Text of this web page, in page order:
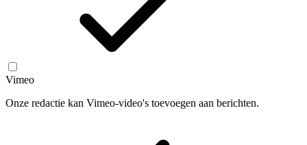
Vimeo
Onze redactie kan Vimeo-video's toevoegen aan berichten.